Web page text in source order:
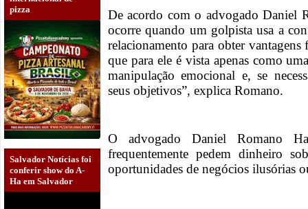
pizza
Salvador Notícias foi
conferir show do A-
Ha em Salvador
De acordo com o advogado Daniel
ocorre quando um golpista usa a
relacionamento para obter
que para ele é vista apenas como
manipulação emocional e, se
seus objetivos”, explica Romano.
O advogado Daniel Romano
frequentemente pedem dinheiro
oportunidades de negócios ilusórias